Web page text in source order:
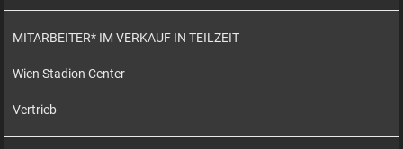
MITARBEITER* IM VERKAUF IN TEILZEIT
Wien Stadion Center
Vertrieb